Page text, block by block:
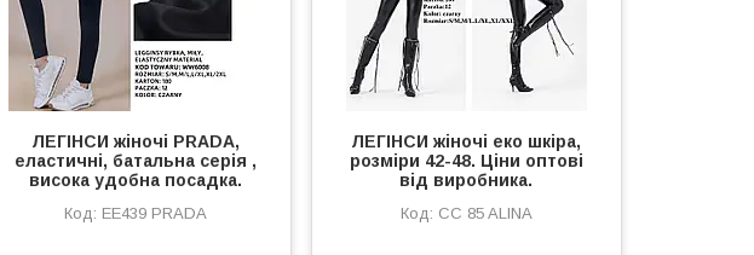
ЛЕГІНСИ жіночі PRADA,
еластичні, батальна серія ,
висока удобна посадка.
ЕЕ439 PRADA
ЛЕГІНСИ жіночі еко шкіра,
розміри 42-48. Ціни оптові
від виробника.
CC 85 ALINA